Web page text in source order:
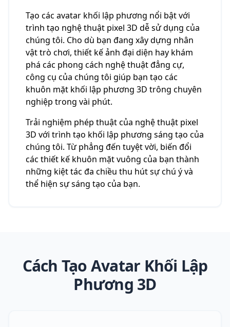
Tạo các avatar khối lập phương nổi bật với
trình tạo nghệ thuật pixel 3D dễ sử dụng của
chúng tôi. Cho dù bạn đang xây dựng nhân
vật trò chơi, thiết kế ảnh đại diện hay khám
phá các phong cách nghệ thuật đẳng cự,
công cụ của chúng tôi giúp bạn tạo các
khuôn mặt khối lập phương 3D trông chuyên
nghiệp trong vài phút.
Trải nghiệm phép thuật của nghệ thuật pixel
3D với trình tạo khối lập phương sáng tạo của
chúng tôi. Từ phẳng đến tuyệt vời, biến đổi
các thiết kế khuôn mặt vuông của bạn thành
những kiệt tác đa chiều thu hút sự chú ý và
thể hiện sự sáng tạo của bạn.
Cách Tạo Avatar Khối Lập
Phương 3D